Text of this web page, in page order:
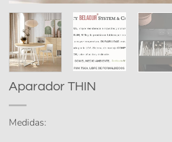
Aparador THIN
Medidas: